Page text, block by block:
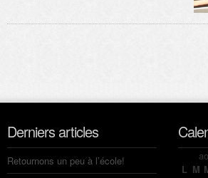
Derniers articles
Retournons un peu à l’école!
L M